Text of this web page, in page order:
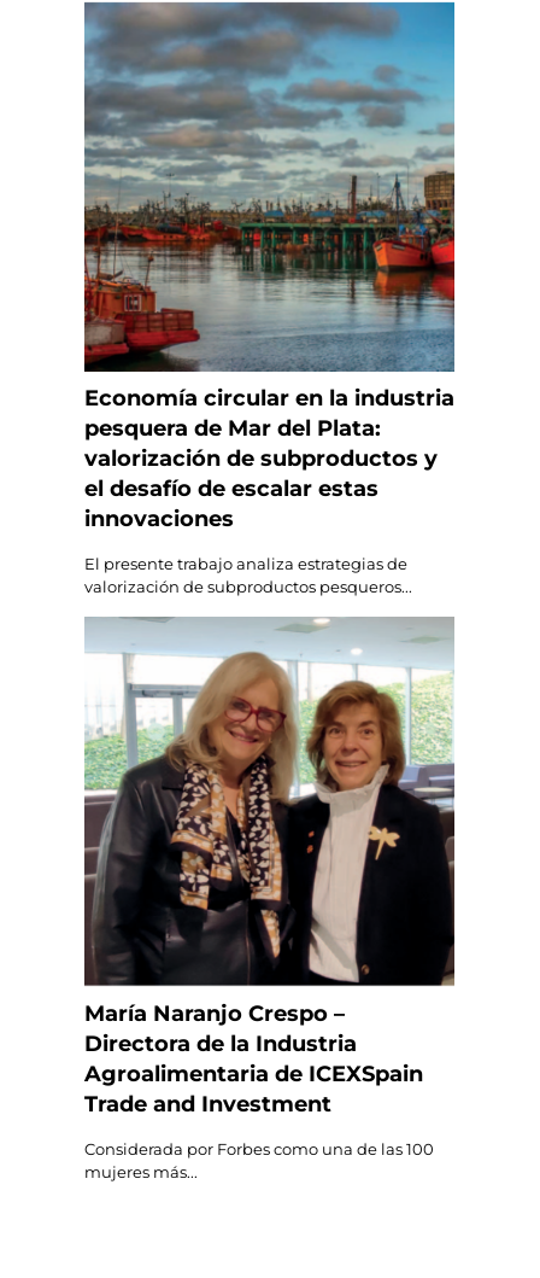
Economía circular en la industria
pesquera de Mar del Plata:
valorización de subproductos y
el desafío de escalar estas
innovaciones
El presente trabajo analiza estrategias de
valorización de subproductos pesqueros...
María Naranjo Crespo –
Directora de la Industria
Agroalimentaria de ICEXSpain
Trade and Investment
Considerada por Forbes como una de las 100
mujeres más...